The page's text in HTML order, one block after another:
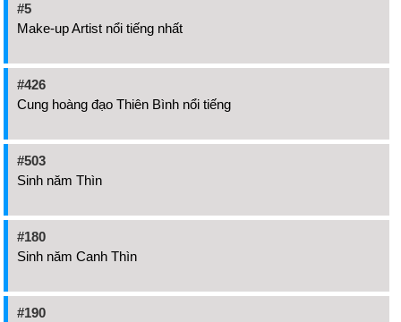
#5
Make-up Artist nổi tiếng nhất
#426
Cung hoàng đạo Thiên Bình nổi tiếng
#503
Sinh năm Thìn
#180
Sinh năm Canh Thìn
#190